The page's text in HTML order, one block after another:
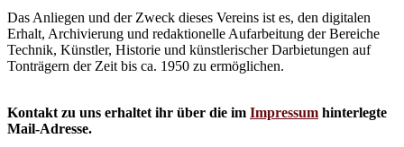
Das Anliegen und der Zweck dieses Vereins ist es, den digitalen
Erhalt, Archivierung und redaktionelle Aufarbeitung der Bereiche
Technik, Künstler, Historie und künstlerischer Darbietungen auf
Tonträgern der Zeit bis ca. 1950 zu ermöglichen.
Kontakt zu uns erhaltet ihr über die im Impressum hinterlegte
Mail-Adresse.